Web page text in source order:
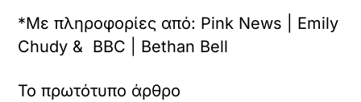
*Με πληροφορίες από: Pink News | Emily
Chudy & BBC | Bethan Bell
Το πρωτότυπο άρθρο